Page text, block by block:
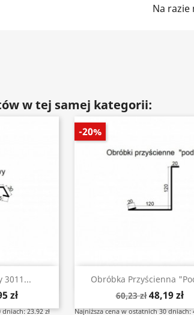
Na razie
w tej samej kategorii:
3011...
zł
23.92 zł
Obróbka Przyścienna
60,23 zł 48,19 zł
Najniższa cena w ostatnich 30 dniach:
-20%
Szybki podgląd